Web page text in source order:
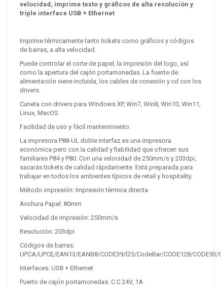
velocidad, imprime texto y gráficos de alta resolución y
triple interface USB + Ethernet
Imprime térmicamente tanto tickets como gráficos y códigos
de barras, a alta velocidad.
Puede controlar el corte de papel, la impresión del logo, así
como la apertura del cajón portamonedas. La fuente de
alimentación viene incluida, los cables de conexión y cd con los
drivers.
Cuneta con drivers para Windows XP, Win7, Win8, Win10, Win11,
Linux, MacOS.
Facilidad de uso y fácil mantenimiento.
La impresora P88-UL doble interfaz es una impresora
económica pero con la calidad y fiabilidad que ofrecen sus
familiares P84 y P80. Con una velocidad de 250mm/s y 203dpi,
sacarás tickets de calidad rápidamente. Está preparada para
trabajar en todos los ambientes típicos de retail y hospitality.
Método impresión: Impresión térmica directa
Anchura Papel: 80mm
Velocidad de impresión: 250mm/s
Resolución: 203dpi
Códigos de barras:
UPCA/UPCE/EAN13/EANB8/CODE39/l25/CodeBar/CODE128/CODE93/
Interfaces: USB + Ethernet
Puerto de cajón portamonedas: C.C 24V, 1A